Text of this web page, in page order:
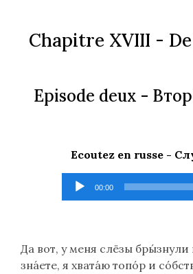
Chapitre XVIII -
Episode deux -
Ecoutez en russe -
Lecteur00:00
Да вот, у меня слёзы бры́знули
зна́ете, я хвата́ю топо́р и